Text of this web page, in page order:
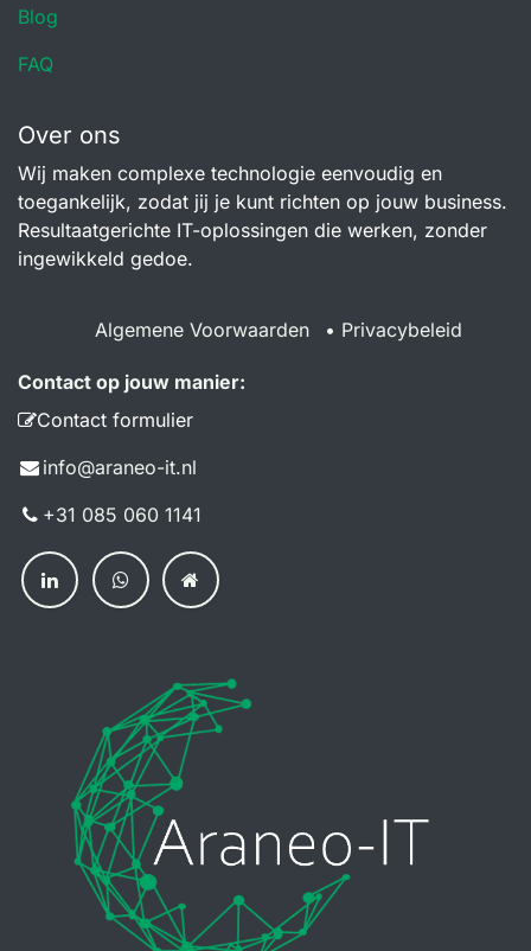
Blog
FAQ
Over ons
Wij maken complexe technologie eenvoudig en
toegankelijk, zodat jij je kunt richten op jouw business.
Resultaatgerichte IT-oplossingen die werken, zonder
ingewikkeld gedoe.
Algemene Voorwaarden • Privacybeleid
Contact op jouw manier:
Contact formulier
info@a​raneo-it.nl
+31 085 060 114​1